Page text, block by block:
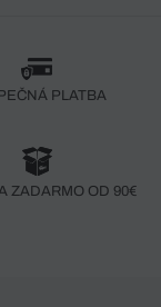
PLATBA
ZADARMO OD 90€